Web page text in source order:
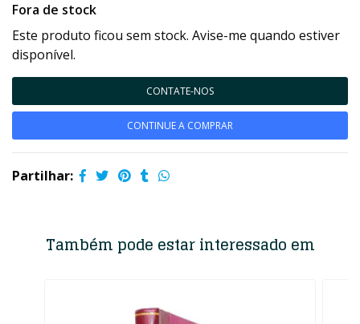
Fora de stock
Este produto ficou sem stock. Avise-me quando estiver
disponível.
CONTATE-NOS
CONTINUE A COMPRAR
Partilhar:
Também pode estar interessado em